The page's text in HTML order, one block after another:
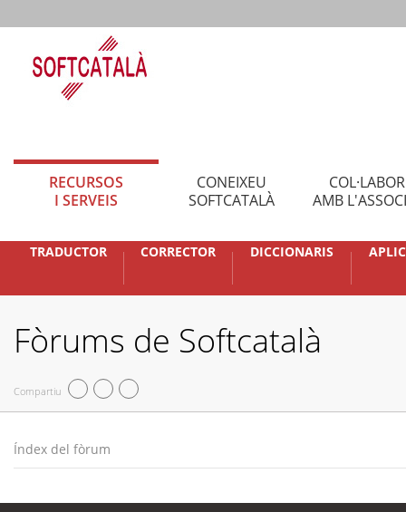
RECURSOS
I SERVEIS
CONEIXEU
SOFTCATALÀ
AMB
TRADUCTOR CORRECTOR DICCIONARIS
Fòrums de Softcatalà
Compartiu
Índex del fòrum